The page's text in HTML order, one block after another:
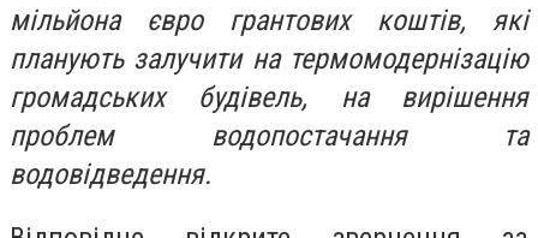
мільйона євро грантових коштів, які
планують залучити на термомодернізацію
громадських будівель, на вирішення
проблем водопостачання та
водовідведення.